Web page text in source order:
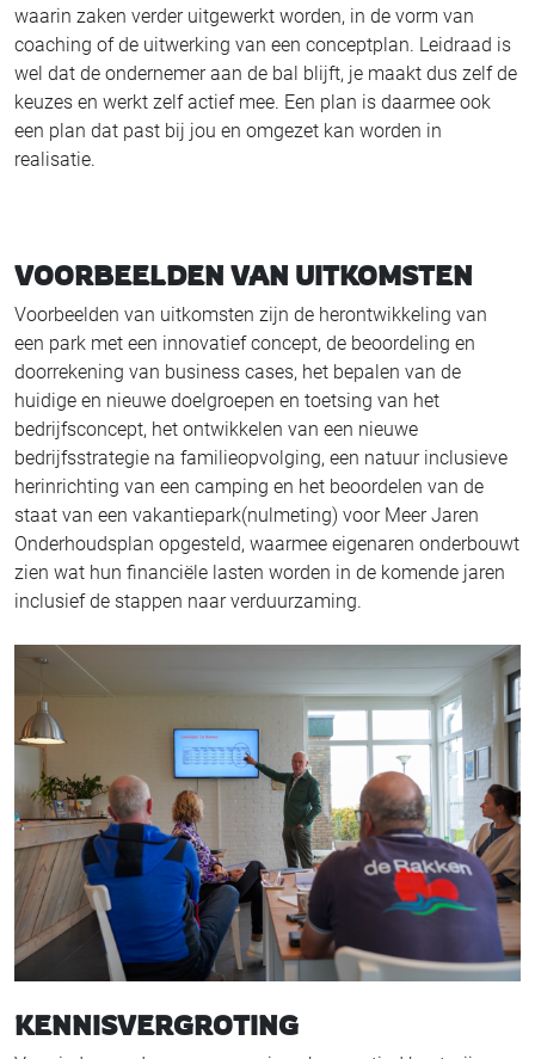
waarin zaken verder uitgewerkt worden, in de vorm van
coaching of de uitwerking van een conceptplan. Leidraad is
wel dat de ondernemer aan de bal blijft, je maakt dus zelf de
keuzes en werkt zelf actief mee. Een plan is daarmee ook
een plan dat past bij jou en omgezet kan worden in
realisatie.
VOORBEELDEN VAN UITKOMSTEN
Voorbeelden van uitkomsten zijn de herontwikkeling van
een park met een innovatief concept, de beoordeling en
doorrekening van business cases, het bepalen van de
huidige en nieuwe doelgroepen en toetsing van het
bedrijfsconcept, het ontwikkelen van een nieuwe
bedrijfsstrategie na familieopvolging, een natuur inclusieve
herinrichting van een camping en het beoordelen van de
staat van een vakantiepark(nulmeting) voor Meer Jaren
Onderhoudsplan opgesteld, waarmee eigenaren onderbouwt
zien wat hun financiële lasten worden in de komende jaren
inclusief de stappen naar verduurzaming.
KENNISVERGROTING